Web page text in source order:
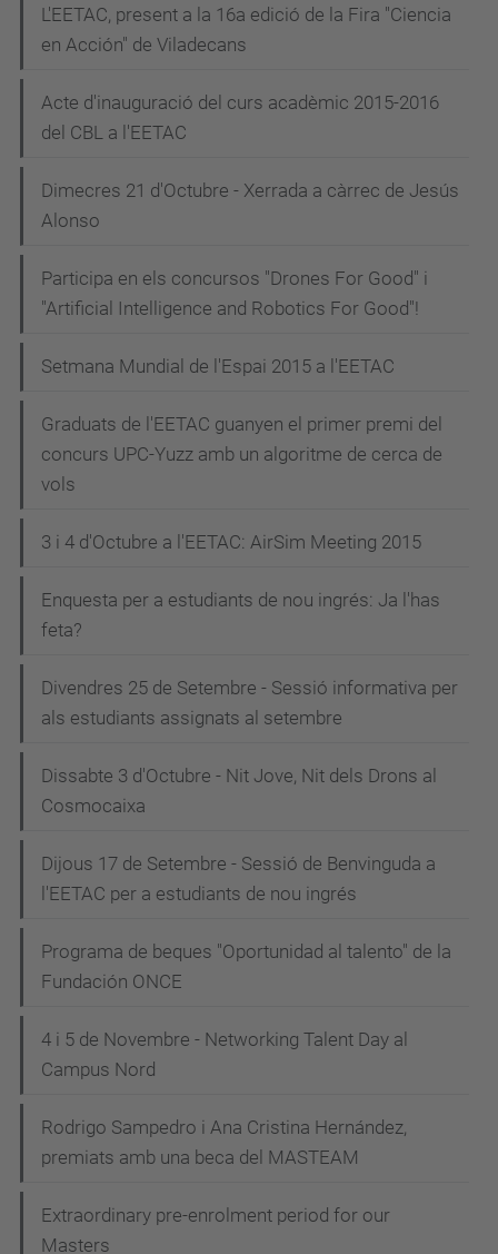
L'EETAC, present a la 16a edició de la Fira "Ciencia
en Acción" de Viladecans
Acte d'inauguració del curs acadèmic 2015-2016
del CBL a l'EETAC
Dimecres 21 d'Octubre - Xerrada a càrrec de Jesús
Alonso
Participa en els concursos "Drones For Good" i
"Artificial Intelligence and Robotics For Good"!
Setmana Mundial de l'Espai 2015 a l'EETAC
Graduats de l'EETAC guanyen el primer premi del
concurs UPC-Yuzz amb un algoritme de cerca de
vols
3 i 4 d'Octubre a l'EETAC: AirSim Meeting 2015
Enquesta per a estudiants de nou ingrés: Ja l'has
feta?
Divendres 25 de Setembre - Sessió informativa per
als estudiants assignats al setembre
Dissabte 3 d'Octubre - Nit Jove, Nit dels Drons al
Cosmocaixa
Dijous 17 de Setembre - Sessió de Benvinguda a
l'EETAC per a estudiants de nou ingrés
Programa de beques "Oportunidad al talento" de la
Fundación ONCE
4 i 5 de Novembre - Networking Talent Day al
Campus Nord
Rodrigo Sampedro i Ana Cristina Hernández,
premiats amb una beca del MASTEAM
Extraordinary pre-enrolment period for our
Masters